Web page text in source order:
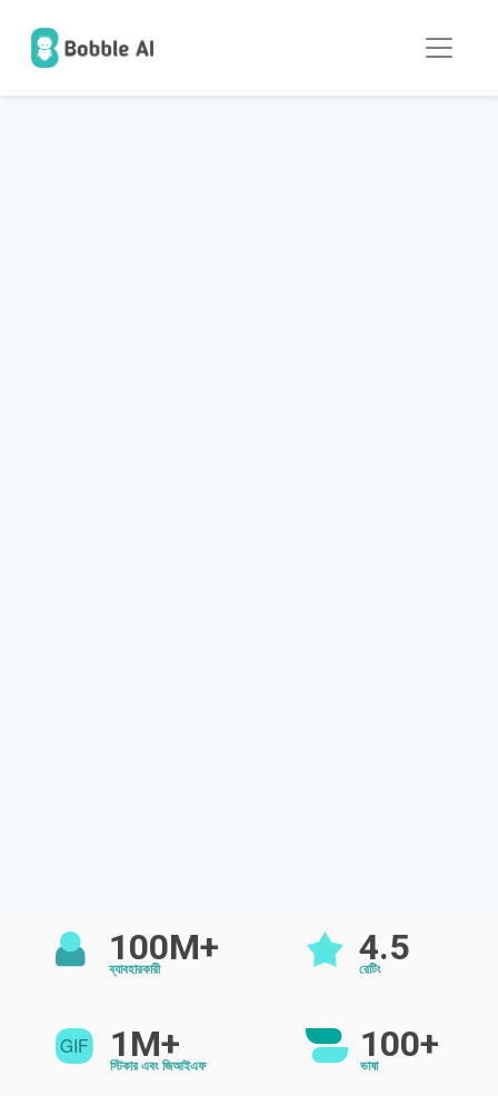
100M+
ব্যাবহারকারী
4.5
রেটিং
1M+
স্টিকার এবং জিআইএফ
100+
ভাষা